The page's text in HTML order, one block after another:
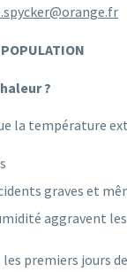
?
la température
graves et
aggravent
premiers jours